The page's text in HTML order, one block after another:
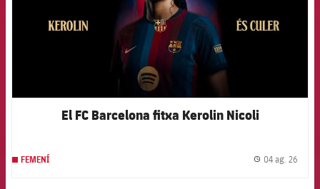
El FC Barcelona fitxa Kerolin Nicoli
FEMENÍ 04 ag. 26